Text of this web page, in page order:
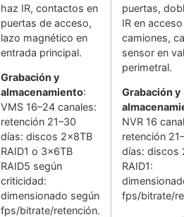
haz IR, contactos en
puertas de acceso,
lazo magnético en
entrada principal.
Grabación y
almacenamiento:
VMS 16–24 canales:
retención 21–30
días: discos 2x8TB
RAID1 o 3x6TB
RAID5 según
criticidad:
dimensionado según
fps/bitrate/retención.
puertas,
IR en
camiones,
sensor en
perimetral.
Grabación y
NVR 16
retención
días: discos
RAID1:
fps/bitrate/